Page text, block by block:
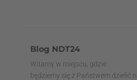
Blog NDT24
Witamy w miejscu, gdzie
będziemy się z Państwem dzielić